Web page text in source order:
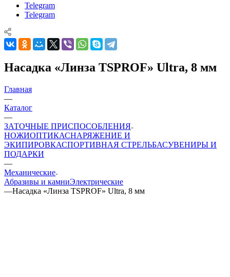
Telegram
Telegram
Насадка «Линза TSPROF» Ultra, 8 мм
Главная
—
Каталог
—
ЗАТОЧНЫЕ ПРИСПОСОБЛЕНИЯ
НОЖИОПТИКАСНАРЯЖЕНИЕ И
ЭКИПИРОВКАСПОРТИВНАЯ СТРЕЛЬБАСУВЕНИРЫ И
ПОДАРКИ
—
Механические
Абразивы и камниЭлектрические
—Насадка «Линза TSPROF» Ultra, 8 мм